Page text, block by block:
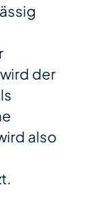
der
also